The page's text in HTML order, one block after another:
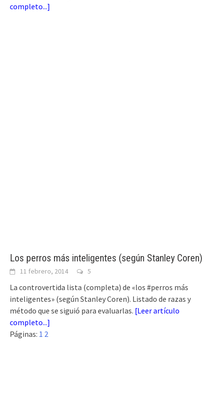
completo...]
Los perros más inteligentes (según Stanley Coren)
11 febrero, 2014 5
La controvertida lista (completa) de «los #perros más
inteligentes» (según Stanley Coren). Listado de razas y
método que se siguió para evaluarlas. [Leer artículo
completo...]
Páginas: 1 2